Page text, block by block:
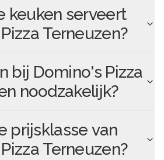
keuken serveert
Terneuzen?
bij Domino's Pizza
noodzakelijk?
prijsklasse van
Terneuzen?